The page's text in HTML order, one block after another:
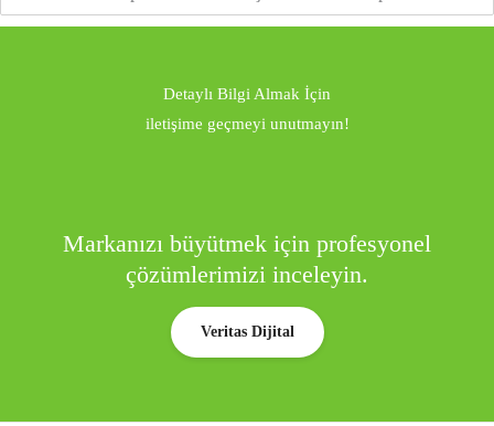
Detaylı Bilgi Almak İçin
iletişime geçmeyi unutmayın!
Markanızı büyütmek için profesyonel
çözümlerimizi inceleyin.
Veritas Dijital